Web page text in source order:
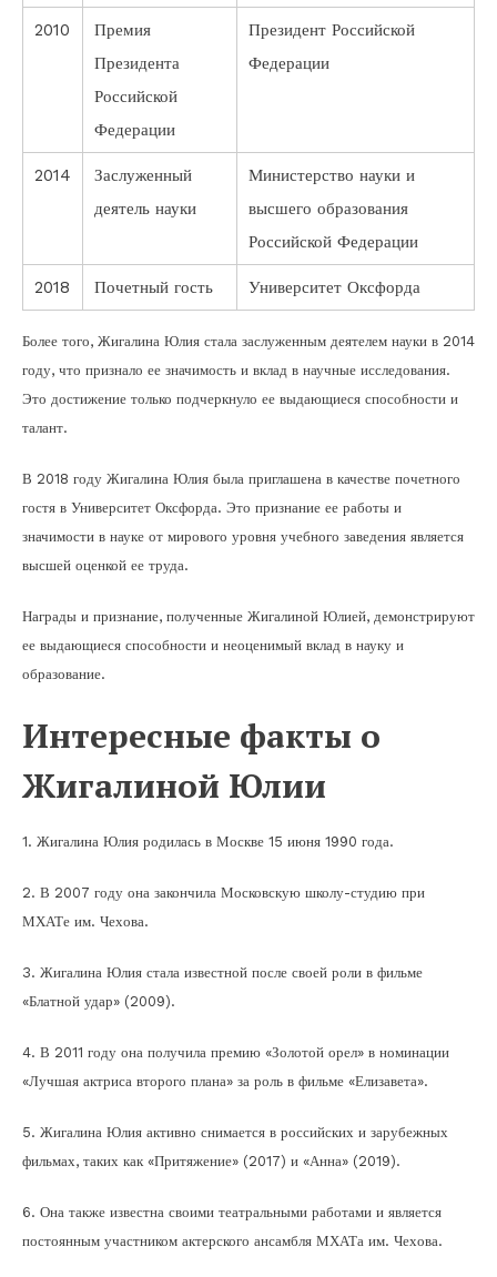
2010
Премия
Президента
Российской
Федерации
Президент Российской
Федерации
2014
Заслуженный
деятель науки
Министерство науки и
высшего образования
Российской Федерации
2018 Почетный гость Университет Оксфорда
Более того, Жигалина Юлия стала заслуженным деятелем науки в 2014
году, что признало ее значимость и вклад в научные исследования.
Это достижение только подчеркнуло ее выдающиеся способности и
талант.
В 2018 году Жигалина Юлия была приглашена в качестве почетного
гостя в Университет Оксфорда. Это признание ее работы и
значимости в науке от мирового уровня учебного заведения является
высшей оценкой ее труда.
Награды и признание, полученные Жигалиной Юлией, демонстрируют
ее выдающиеся способности и неоценимый вклад в науку и
образование.
Интересные факты о
Жигалиной Юлии
1. Жигалина Юлия родилась в Москве 15 июня 1990 года.
2. В 2007 году она закончила Московскую школу-студию при
МХАТе им. Чехова.
3. Жигалина Юлия стала известной после своей роли в фильме
«Блатной удар» (2009).
4. В 2011 году она получила премию «Золотой орел» в номинации
«Лучшая актриса второго плана» за роль в фильме «Елизавета».
5. Жигалина Юлия активно снимается в российских и зарубежных
фильмах, таких как «Притяжение» (2017) и «Анна» (2019).
6. Она также известна своими театральными работами и является
постоянным участником актерского ансамбля МХАТа им. Чехова.